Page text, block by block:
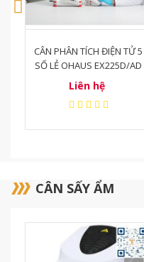
CÂN PHÂN TÍCH 5 SỐ LẺ
OHAUS EX125D
Liên hệ
CÂN SẤY ẨM